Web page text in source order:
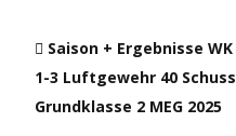
Saison + Ergebnisse WK
1-3 Luftgewehr 40 Schuss
Grundklasse 2 MEG 2025